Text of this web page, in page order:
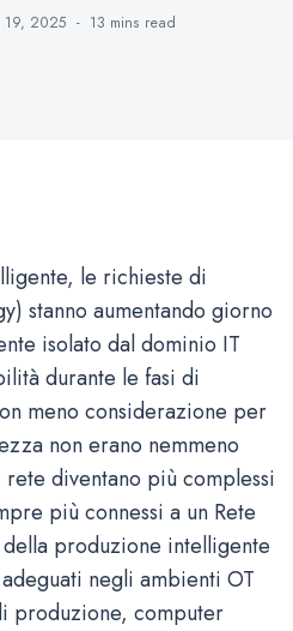
19, 2025 13 mins read
le richieste di
stanno aumentando giorno
isolato dal dominio IT
durante le fasi di
meno considerazione per
non erano nemmeno
diventano più complessi
più connessi a un Rete
produzione intelligente
negli ambienti OT
produzione, computer